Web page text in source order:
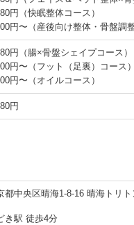
円（快眠整体コース）
円〜（産後向け整体・骨盤調
円（腸×骨盤シェイプコース）
円〜（フット（足裏）コース）
円〜（オイルコース）
円
都中央区晴海1-8-16 晴海トリ
き駅 徒歩4分